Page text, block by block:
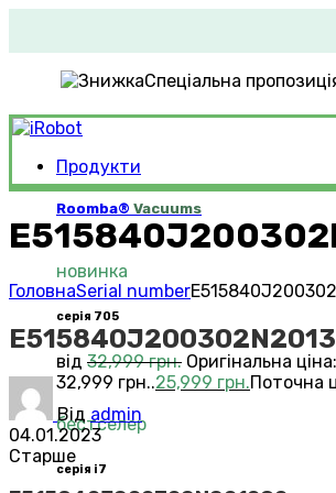
Спеціальна
Продукти
Roomba® Vacuums
новинка
серія 705
від 32,999грн. Оригінальна ціна:
32,999 грн..25,999 грн.Поточна
бестселер
серія i7
ГоловнаSerial number
Від admin
04.01.2023
Старше